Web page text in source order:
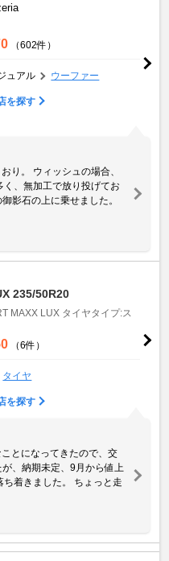
（602件）
ュアル ウーファー
を探す
り。 ウィッシュの場合、
、無加工で放り投げてお
影石の上に乗せました。
235/50R20
MAXX LUX タイヤタイプ:ス
（6件）
タイヤ
を探す
とになってきたので、交
、納期未定、9月から値上
着きました。 ちょっと走